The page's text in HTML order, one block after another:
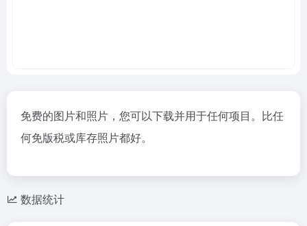
免费的图片和照片，您可以下载并用于任何项目。比任
何免版税或库存照片都好。
数据统计